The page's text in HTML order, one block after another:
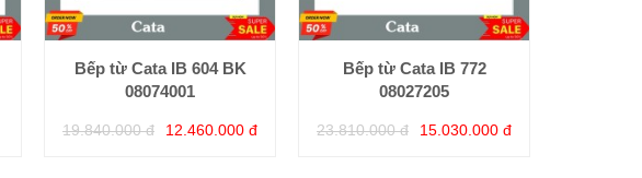
Bếp từ Cata IB 604 BK
08074001
19.840.000 đ 12.460.000 đ
Bếp từ Cata IB 772
08027205
23.810.000 đ 15.030.000 đ